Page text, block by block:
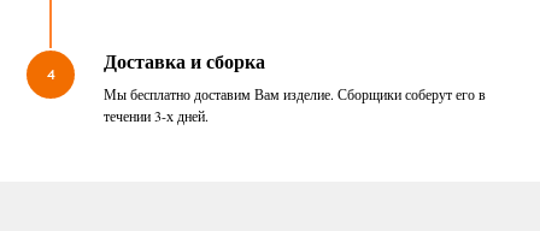
4 Доставка и сборка
Мы бесплатно доставим Вам изделие. Сборщики соберут его в
течении 3-х дней.